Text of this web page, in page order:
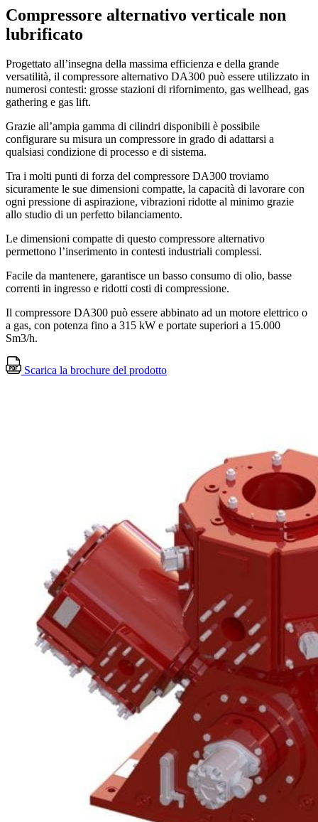
Compressore alternativo verticale non
lubrificato
Progettato all’insegna della massima efficienza e della grande
versatilità, il compressore alternativo DA300 può essere utilizzato in
numerosi contesti: grosse stazioni di rifornimento, gas wellhead, gas
gathering e gas lift.
Grazie all’ampia gamma di cilindri disponibili è possibile
configurare su misura un compressore in grado di adattarsi a
qualsiasi condizione di processo e di sistema.
Tra i molti punti di forza del compressore DA300 troviamo
sicuramente le sue dimensioni compatte, la capacità di lavorare con
ogni pressione di aspirazione, vibrazioni ridotte al minimo grazie
allo studio di un perfetto bilanciamento.
Le dimensioni compatte di questo compressore alternativo
permettono l’inserimento in contesti industriali complessi.
Facile da mantenere, garantisce un basso consumo di olio, basse
correnti in ingresso e ridotti costi di compressione.
Il compressore DA300 può essere abbinato ad un motore elettrico o
a gas, con potenza fino a 315 kW e portate superiori a 15.000
Sm3/h.
Scarica la brochure del prodotto